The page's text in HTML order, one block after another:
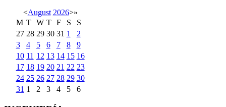
<August 2026>»
M T W T F S
S
27 28 29 30 31 1
2
3
4 5 6 7 8
9
10 11 12 13 14 15 16
17 18 19 20 21 22 23
24 25 26 27 28 29 30
31 1 2 3 4 5 6